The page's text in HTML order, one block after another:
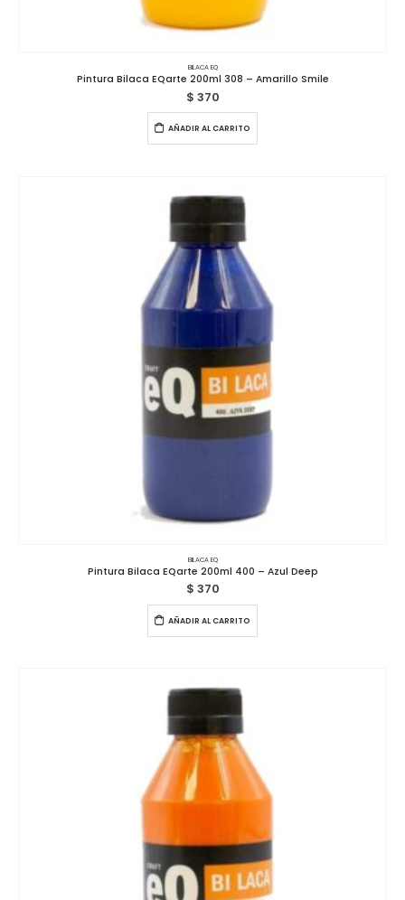
BILACA EQ
Pintura Bilaca EQarte 200ml 308 – Amarillo Smile
$ 370
AÑADIR AL CARRITO
BILACA EQ
Pintura Bilaca EQarte 200ml 400 – Azul Deep
$ 370
AÑADIR AL CARRITO